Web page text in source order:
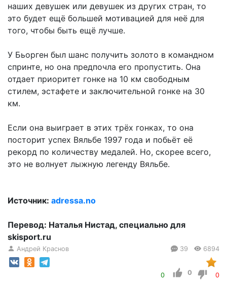
наших девушек или девушек из других стран, то
это будет ещё большей мотивацией для неё для
того, чтобы быть ещё лучше.
У Бьорген был шанс получить золото в командном
спринте, но она предпочла его пропустить. Она
отдает приоритет гонке на 10 км свободным
стилем, эстафете и заключительной гонке на 30
км.
Если она выиграет в этих трёх гонках, то она
посторит успех Вяльбе 1997 года и побьёт её
рекорд по количеству медалей. Но, скорее всего,
это не волнует лыжную легенду Вяльбе.
Источник: adressa.no
Перевод: Наталья Нистад, специально для
skisport.ru
Андрей Краснов 39 6894
0 0 0